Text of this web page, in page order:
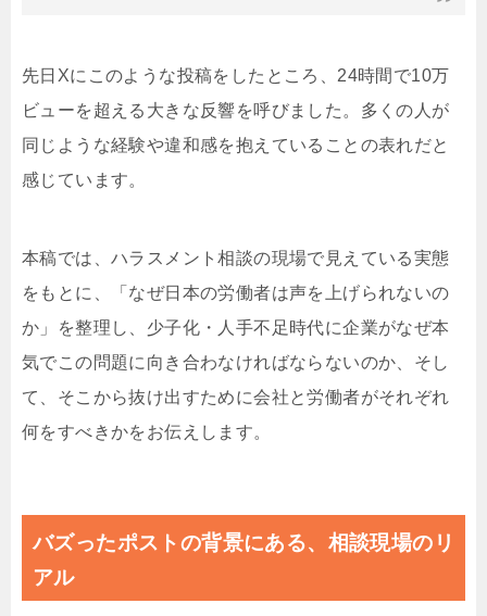
先日Xにこのような投稿をしたところ、24時間で10万
ビューを超える大きな反響を呼びました。多くの人が
同じような経験や違和感を抱えていることの表れだと
感じています。
本稿では、ハラスメント相談の現場で見えている実態
をもとに、「なぜ日本の労働者は声を上げられないの
か」を整理し、少子化・人手不足時代に企業がなぜ本
気でこの問題に向き合わなければならないのか、そし
て、そこから抜け出すために会社と労働者がそれぞれ
何をすべきかをお伝えします。
バズったポストの背景にある、相談現場のリ
アル